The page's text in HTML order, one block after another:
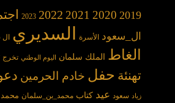
2019
2020
2021
2022
2023
ال_سعود الأسرة السديري
الغاط الملك سلمان اليوم الوطني تخرج
تهنئة حفل خادم الحرمين
زياد سعود عيد كتاب محمد_بن_سلمان محمد